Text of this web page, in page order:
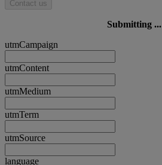
Contact us
Submitting ...
utmCampaign
utmContent
utmMedium
utmTerm
utmSource
language